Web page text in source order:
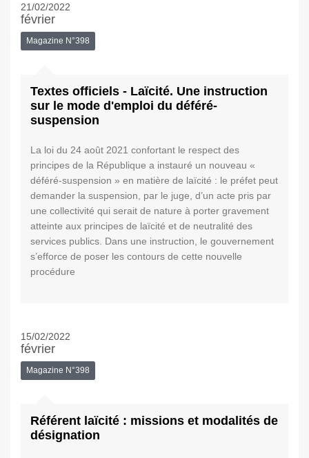
21/02/2022
février
Magazine N°398
Textes officiels - Laïcité. Une instruction
sur le mode d'emploi du déféré-
suspension
La loi du 24 août 2021 confortant le respect des
principes de la République a instauré un nouveau «
déféré-suspension » en matière de laïcité : le préfet peut
demander la suspension, par le juge, d’un acte pris par
une collectivité qui serait de nature à porter gravement
atteinte aux principes de laïcité et de neutralité des
services publics. Dans une instruction, le gouvernement
s’efforce de poser les contours de cette nouvelle
procédure
15/02/2022
février
Magazine N°398
Référent laïcité : missions et modalités de
désignation